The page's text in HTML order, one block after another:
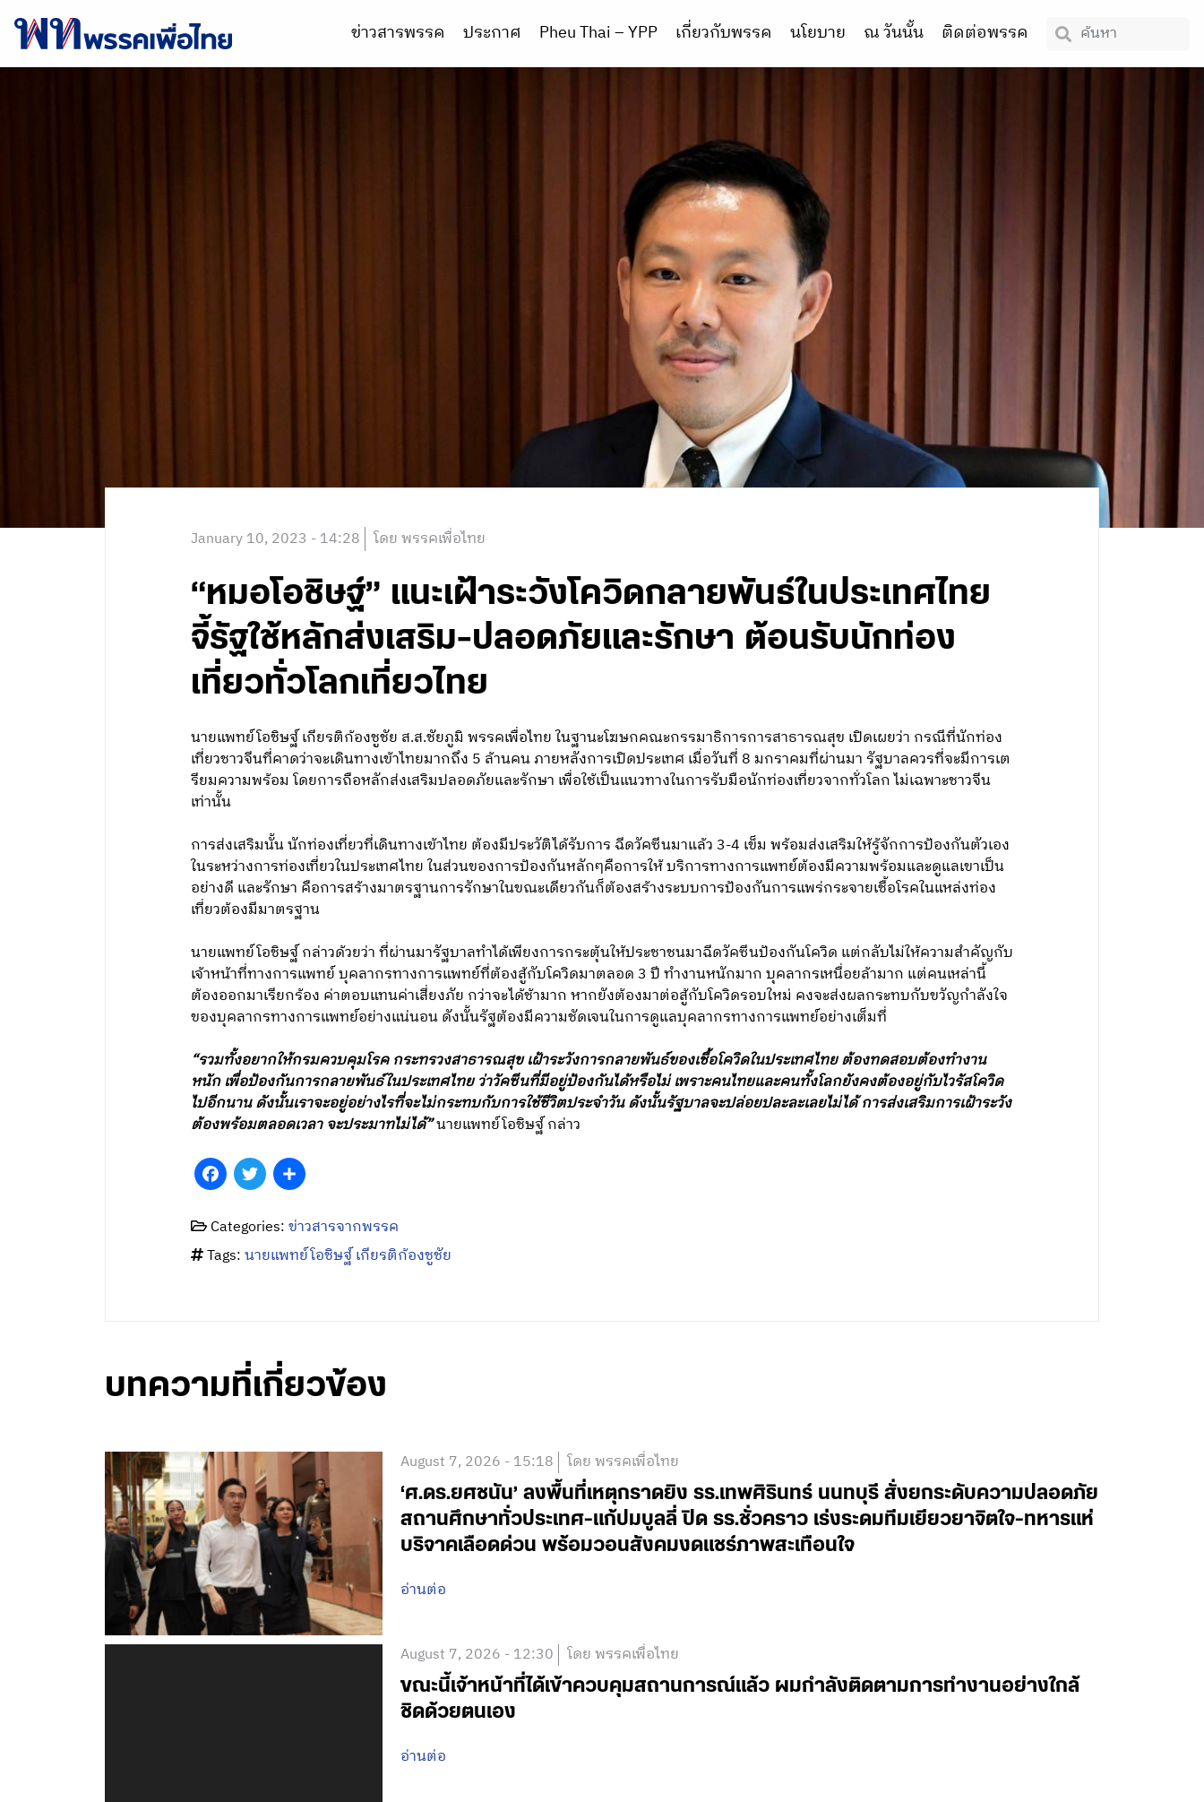
ข่าวสารพรรค ประกาศ Pheu Thai – YPP เกี่ยวกับพรรค นโยบาย ณ วันนั้น ติดต่อพรรค
January 10, 2023 - 14:28 โดย พรรคเพื่อไทย
“หมอโอชิษฐ์” แนะเฝ้าระวังโควิดกลายพันธ์ในประเทศไทย
จี้รัฐใช้หลักส่งเสริม-ปลอดภัยและรักษา ต้อนรับนักท่อง
เที่ยวทั่วโลกเที่ยวไทย
นายแพทย์โอชิษฐ์ เกียรติก้องชูชัย ส.ส.ชัยภูมิ พรรคเพื่อไทย ในฐานะโฆษกคณะกรรมาธิการการสาธารณสุข เปิดเผยว่า กรณีที่นักท่อง
เที่ยวชาวจีนที่คาดว่าจะเดินทางเข้าไทยมากถึง 5 ล้านคน ภายหลังการเปิดประเทศ เมื่อวันที่ 8 มกราคมที่ผ่านมา รัฐบาลควรที่จะมีการเต
รียมความพร้อม โดยการถือหลักส่งเสริมปลอดภัยและรักษา เพื่อใช้เป็นแนวทางในการรับมือนักท่องเที่ยวจากทั่วโลก ไม่เฉพาะชาวจีน
เท่านั้น
การส่งเสริมนั้น นักท่องเที่ยวที่เดินทางเข้าไทย ต้องมีประวัติได้รับการ ฉีดวัคซีนมาแล้ว 3-4 เข็ม พร้อมส่งเสริมให้รู้จักการป้องกันตัวเอง
ในระหว่างการท่องเที่ยวในประเทศไทย ในส่วนของการป้องกันหลักๆคือการให้ บริการทางการแพทย์ต้องมีความพร้อมและดูแลเขาเป็น
อย่างดี และรักษา คือการสร้างมาตรฐานการรักษาในขณะเดียวกันก็ต้องสร้างระบบการป้องกันการแพร่กระจายเชื้อโรคในแหล่งท่อง
เที่ยวต้องมีมาตรฐาน
นายแพทย์โอชิษฐ์ กล่าวด้วยว่า ที่ผ่านมารัฐบาลทำได้เพียงการกระตุ้นให้ประชาชนมาฉีดวัคซีนป้องกันโควิด แต่กลับไม่ให้ความสำคัญกับ
เจ้าหน้าที่ทางการแพทย์ บุคลากรทางการแพทย์ที่ต้องสู้กับโควิดมาตลอด 3 ปี ทำงานหนักมาก บุคลากรเหนื่อยล้ามาก แต่คนเหล่านี้
ต้องออกมาเรียกร้อง ค่าตอบแทนค่าเสี่ยงภัย กว่าจะได้ช้ามาก หากยังต้องมาต่อสู้กับโควิดรอบใหม่ คงจะส่งผลกระทบกับขวัญกำลังใจ
ของบุคลากรทางการแพทย์อย่างแน่นอน ดังนั้นรัฐต้องมีความชัดเจนในการดูแลบุคลากรทางการแพทย์อย่างเต็มที่
“รวมทั้งอยากให้กรมควบคุมโรค กระทรวงสาธารณสุข เฝ้าระวังการกลายพันธ์ของเชื้อโควิดในประเทศไทย ต้องทดสอบต้องทำงาน
หนัก เพื่อป้องกันการกลายพันธ์ในประเทศไทย ว่าวัคซีนที่มีอยู่ป้องกันได้หรือไม่ เพราะคนไทยและคนทั้งโลกยังคงต้องอยู่กับไวรัสโควิด
ไปอีกนาน ดังนั้นเราจะอยู่อย่างไรที่จะไม่กระทบกับการใช้ชีวิตประจำวัน ดังนั้นรัฐบาลจะปล่อยปละละเลยไม่ได้ การส่งเสริมการเฝ้าระวัง
ต้องพร้อมตลอดเวลา จะประมาทไม่ได้”นายแพทย์โอชิษฐ์ กล่าว
Facebook
TwitterShare
Categories:ข่าวสารจากพรรค
Tags:นายแพทย์โอชิษฐ์ เกียรติก้องชูชัย
บทความที่เกี่ยวข้อง
August 7, 2026 - 15:18 โดย พรรคเพื่อไทย
‘ศ.ดร.ยศชนัน’ ลงพื้นที่เหตุกราดยิง รร.เทพศิรินทร์ นนทบุรี สั่งยกระดับความปลอดภัย
สถานศึกษาทั่วประเทศ-แก้ปมบูลลี่ ปิด รร.ชั่วคราว เร่งระดมทีมเยียวยาจิตใจ-ทหารแห่
บริจาคเลือดด่วน พร้อมวอนสังคมงดแชร์ภาพสะเทือนใจ
อ่านต่อ
August 7, 2026 - 12:30 โดย พรรคเพื่อไทย
ขณะนี้เจ้าหน้าที่ได้เข้าควบคุมสถานการณ์แล้ว ผมกำลังติดตามการทำงานอย่างใกล้
ชิดด้วยตนเอง
อ่านต่อ